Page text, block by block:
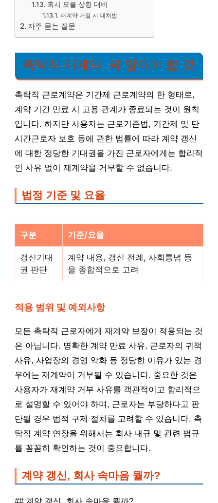
혹시 모를 상황 대비
재계약 거절 시 대처법
자주 묻는 질문
촉탁직 재계약, 꼭 알아야 할 것
촉탁직 근로계약은 기간제 근로계약의 한 형태로,
계약 기간 만료 시 고용 관계가 종료되는 것이 원칙
입니다. 하지만 사용자는 근로기준법, 기간제 및 단
시간근로자 보호 등에 관한 법률에 따라 계약 갱신
에 대한 정당한 기대권을 가진 근로자에게는 합리적
인 사유 없이 재계약을 거부할 수 없습니다.
법정 기준 및 요율
구분 기준/요율
갱신기대
권 판단
계약 내용, 갱신 전례, 사회통념 등
을 종합적으로 고려
적용 범위 및 예외사항
모든 촉탁직 근로자에게 재계약 보장이 적용되는 것
은 아닙니다. 명확한 계약 만료 사유, 근로자의 귀책
사유, 사업장의 경영 악화 등 정당한 이유가 있는 경
우에는 재계약이 거부될 수 있습니다. 중요한 것은
사용자가 재계약 거부 사유를 객관적이고 합리적으
로 설명할 수 있어야 하며, 근로자는 부당하다고 판
단될 경우 법적 구제 절차를 고려할 수 있습니다. 촉
탁직 계약 연장을 위해서는 회사 내규 및 관련 법규
를 꼼꼼히 확인하는 것이 중요합니다.
계약 갱신, 회사 속마음 뭘까?